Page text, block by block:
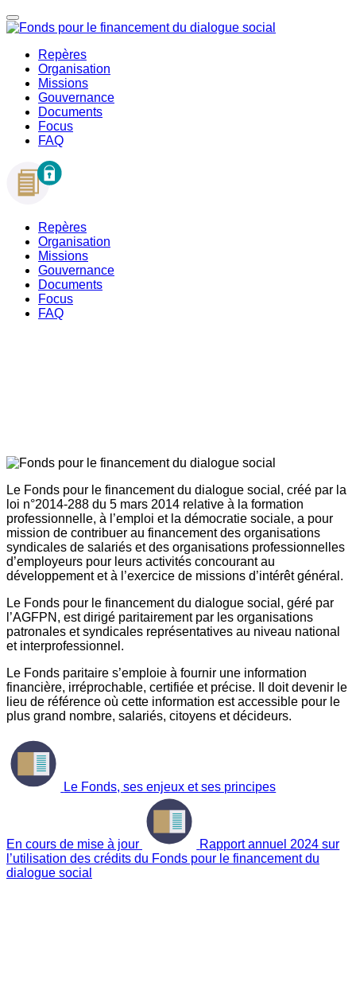
Repères
Organisation
Missions
Gouvernance
Documents
Focus
FAQ
Repères
Organisation
Missions
Gouvernance
Documents
Focus
FAQ
Le Fonds pour le financement du dialogue social, créé par la
loi n°2014-288 du 5 mars 2014 relative à la formation
professionnelle, à l’emploi et la démocratie sociale, a pour
mission de contribuer au financement des organisations
syndicales de salariés et des organisations professionnelles
d’employeurs pour leurs activités concourant au
développement et à l’exercice de missions d’intérêt général.
Le Fonds pour le financement du dialogue social, géré par
l’AGFPN, est dirigé paritairement par les organisations
patronales et syndicales représentatives au niveau national
et interprofessionnel.
Le Fonds paritaire s’emploie à fournir une information
financière, irréprochable, certifiée et précise. Il doit devenir le
lieu de référence où cette information est accessible pour le
plus grand nombre, salariés, citoyens et décideurs.
Le Fonds, ses enjeux et ses principes
En cours de mise à jour
Rapport annuel 2024 sur
l’utilisation des crédits du Fonds pour le financement du
dialogue social